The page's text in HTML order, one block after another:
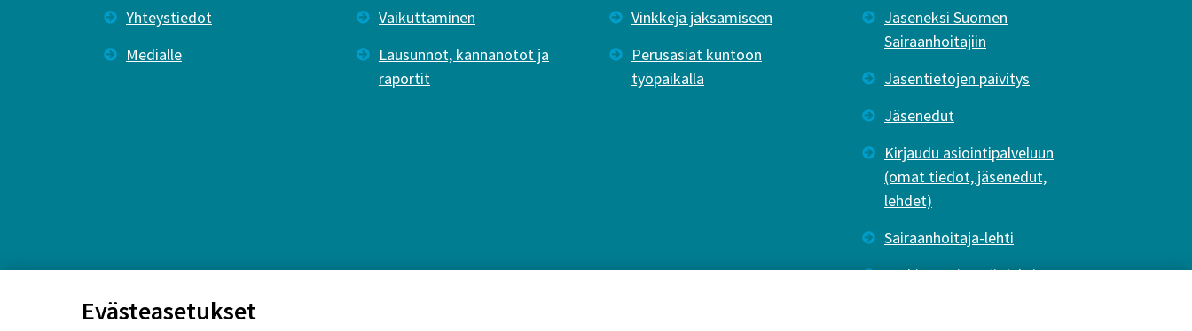
Yhteystiedot
Medialle
Vaikuttaminen
Lausunnot, kannanotot ja
raportit
Vinkkejä jaksamiseen
Perusasiat kuntoon
työpaikalla
Jäseneksi Suomen
Sairaanhoitajiin
Jäsentietojen päivitys
Jäsenedut
Kirjaudu asiointipalveluun
(omat tiedot, jäsenedut,
lehdet)
Sairaanhoitaja-lehti
Tutkiva Hoitotyö -lehti
Evästeasetukset